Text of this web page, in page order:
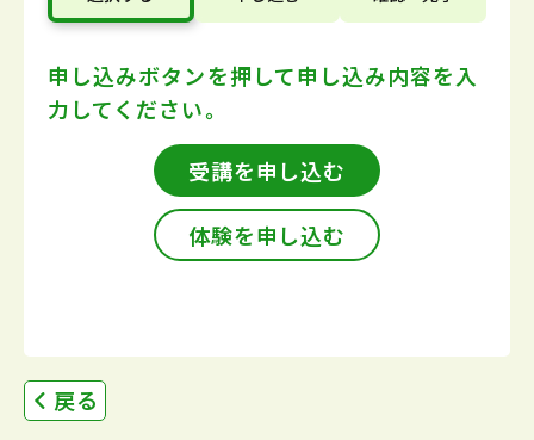
申し込みボタンを押して申し込み内容を入
力してください。
受講を申し込む
体験を申し込む
戻る